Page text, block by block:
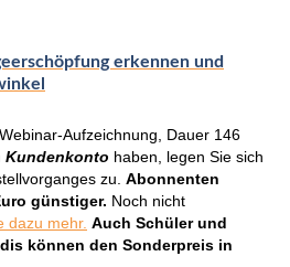
erkennen und
Aufzeichnung, Dauer 146
Kundenkonto haben, legen Sie sich
zu. Abonnenten
günstiger. Noch nicht
dazu mehr. Auch Schüler und
können den Sonderpreis in